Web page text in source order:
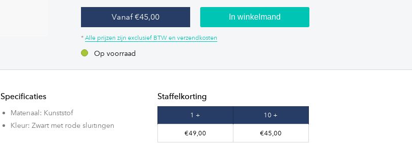
Vanaf €45,00 In winkelmand
*Alle prijzen zijn exclusief BTW en verzendkosten
Op voorraad
Specificaties
Materiaal: Kunststof
Kleur: Zwart met rode sluitingen
Staffelkorting
1 + 10 +
€49,00 €45,00